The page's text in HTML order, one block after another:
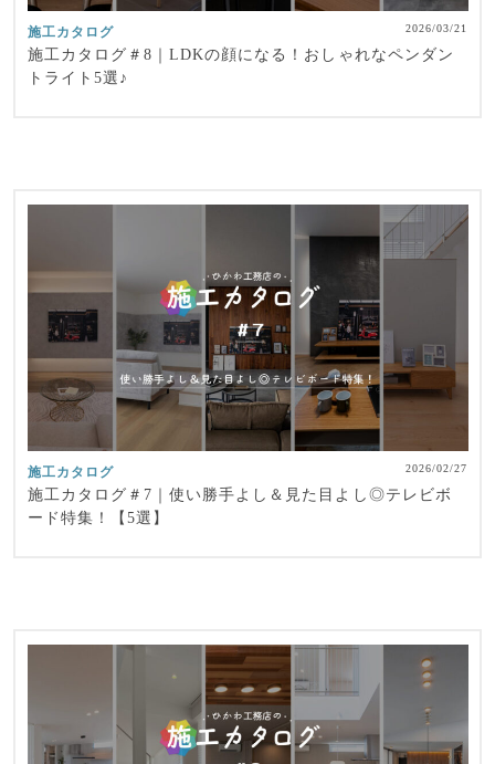
施工カタログ 2026/03/21
施工カタログ＃8｜LDKの顔になる！おしゃれなペンダン
トライト5選♪
施工カタログ 2026/02/27
施工カタログ＃7｜使い勝手よし＆見た目よし◎テレビボ
ード特集！【5選】